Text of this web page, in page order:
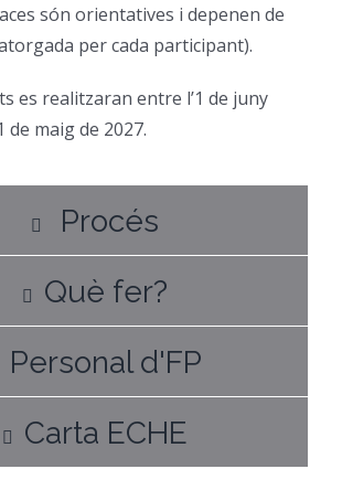
són orientatives i depenen de
per cada participant).
es realitzaran entre l’1 de juny
de maig de 2027.
Procés
Què fer?
Personal d'FP
Carta ECHE